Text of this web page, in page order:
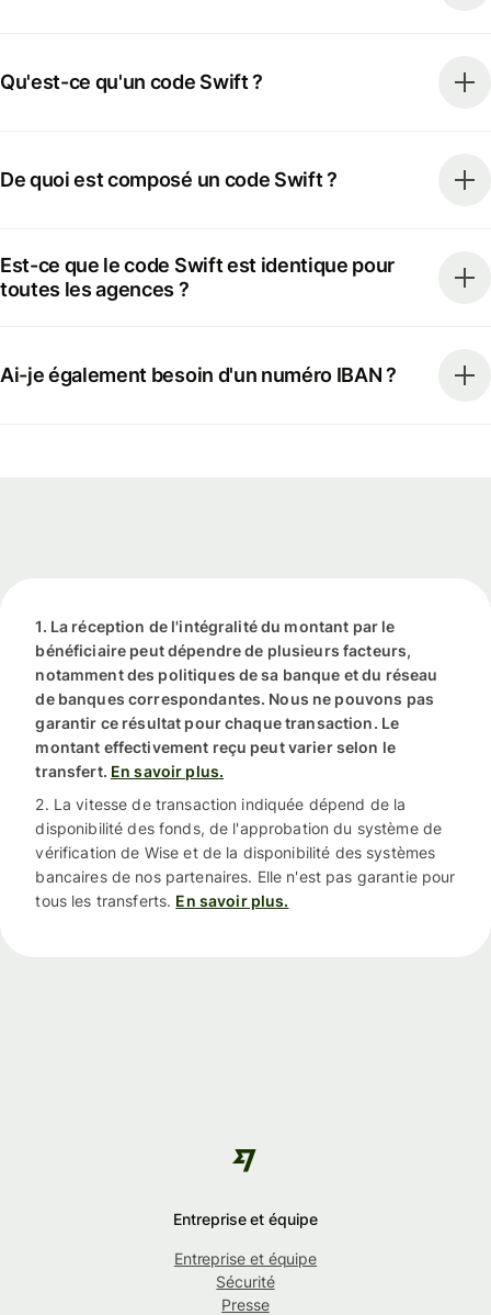
Qu'est-ce qu'un code Swift ?
De quoi est composé un code Swift ?
Est-ce que le code Swift est identique pour
toutes les agences ?
Ai-je également besoin d'un numéro IBAN ?
1. La réception de l'intégralité du montant par le
bénéficiaire peut dépendre de plusieurs facteurs,
notamment des politiques de sa banque et du réseau
de banques correspondantes. Nous ne pouvons pas
garantir ce résultat pour chaque transaction. Le
montant effectivement reçu peut varier selon le
transfert. En savoir plus.
2. La vitesse de transaction indiquée dépend de la
disponibilité des fonds, de l'approbation du système de
vérification de Wise et de la disponibilité des systèmes
bancaires de nos partenaires. Elle n'est pas garantie pour
tous les transferts. En savoir plus.
Entreprise et équipe
Entreprise et équipe
Sécurité
Presse